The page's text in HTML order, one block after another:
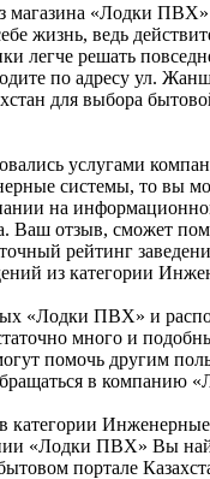
магазина «Лодки
жизнь, ведь
легче решать
по адресу ул.
для выбора
услугами
системы, то вы
на
Ваш отзыв, сможет
точный рейтинг
из категории
«Лодки ПВХ» и
много и
помочь другим
в компанию
Инженерные
«Лодки ПВХ» Вы
портале